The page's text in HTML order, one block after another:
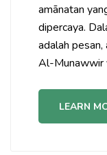
amānatan
dipercaya.
adalah
Al-Munawwir
LEARN